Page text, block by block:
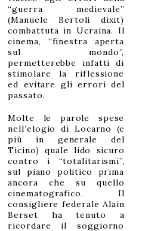
“guerra medievale”
(Manuele Bertoli dixit)
combattuta in Ucraina. Il
cinema, “finestra aperta
sul mondo”,
permetterebbe infatti di
stimolare la riflessione
ed evitare gli errori del
passato.
Molte le parole spese
nell’elogio di Locarno (e
più in generale del
Ticino) quale lido sicuro
contro i “totalitarismi”,
sul piano politico prima
ancora che su quello
cinematografico. Il
consigliere federale Alain
Berset ha tenuto a
ricordare il soggiorno